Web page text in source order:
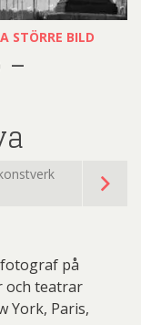
STÖRRE BILD
på
och teatrar
York, Paris,